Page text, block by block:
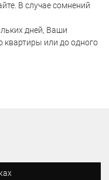
В случае сомнений
дней, Ваши
или до одного